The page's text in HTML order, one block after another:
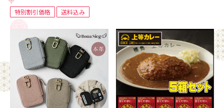
特別割引価格 送料込み